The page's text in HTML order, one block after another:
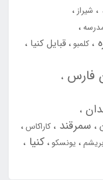
شیراز
کلمبو قبایل کنیا
فارس
سمرقند کاراکاس
یونسکو کنیا